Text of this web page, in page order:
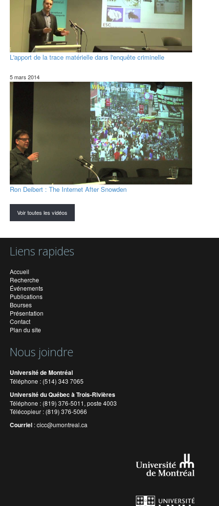
L'apport de la trace matérielle dans l'enquête criminelle
5 mars 2014
Ron Deibert : The Internet After Snowden
Voir toutes les vidéos
Liens rapides
Accueil
Recherche
Événements
Publications
Bourses
Présentation
Contact
Plan du site
Nous joindre
Université de Montréal
Téléphone : (514) 343 7065
Université du Québec à Trois-Rivières
Téléphone : (819) 376-5011, poste 4003
Télécopieur : (819) 376-5066
Courriel :cicc@umontreal.ca